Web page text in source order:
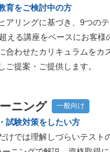
育をご検討中の方
アリングに基づき、9つのテ
える講座をベースにお客様
合わせたカリキュラムをカ
ご提案・ご提供します。
ニング 一般向け
試験対策をしたい方
けでは理解しづらいテスト